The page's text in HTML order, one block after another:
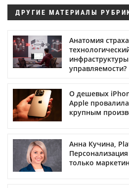
ДРУГИЕ МАТЕРИАЛЫ
Анатомия
управляемости?
О дешевых
Apple
крупным
Анна Кучина,
только